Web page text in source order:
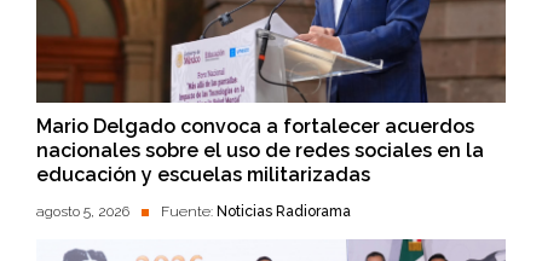
Mario Delgado convoca a fortalecer acuerdos
nacionales sobre el uso de redes sociales en la
educación y escuelas militarizadas
agosto 5, 2026 Fuente: Noticias Radiorama